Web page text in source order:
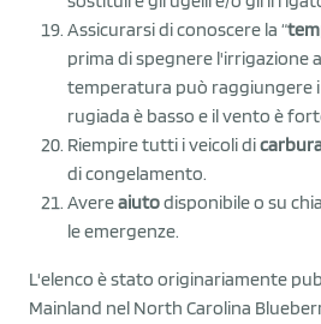
Assicurarsi di conoscere la “
prima di spegnere l'irrigazione
temperatura può raggiungere i
rugiada è basso e il vento è
Riempire tutti i veicoli di
di congelamento.
Avereaiutodisponibile o su
le emergenze.
L'elenco è stato originariamente
Mainland nel North Carolina